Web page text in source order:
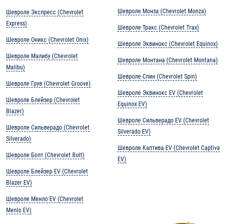
Шевроле Экспресс (Chevrolet
Express)
Шевроле Оникс (Chevrolet Onix)
Шевроле Малибу (Chevrolet
Malibu)
Шевроле Грув (Chevrolet Groove)
Шевроле Блейзер (Chevrolet
Blazer)
Шевроле Сильверадо (Chevrolet
Silverado)
Шевроле Болт (Chevrolet Bolt)
Шевроле Блейзер EV (Chevrolet
Blazer EV)
Шевроле Менло EV (Chevrolet
Menlo EV)
Шевроле Монза (Chevrolet Monza)
Шевроле Тракс (Chevrolet Trax)
Шевроле Эквинокс (Chevrolet Equinox)
Шевроле Монтана (Chevrolet Montana)
Шевроле Спин (Chevrolet Spin)
Шевроле Эквинокс EV (Chevrolet
Equinox EV)
Шевроле Сильверадо EV (Chevrolet
Silverado EV)
Шевроле Каптива EV (Chevrolet Captiva
EV)